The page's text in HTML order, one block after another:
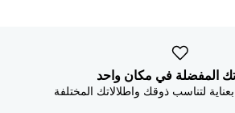
المفضلة في مكان واحد
لتناسب ذوقك واطلالاتك المختلفة